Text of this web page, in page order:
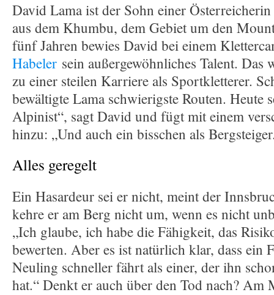
David Lama ist der Sohn einer
aus dem Khumbu, dem Gebiet um den
fünf Jahren bewies David bei einem
Habeler sein außergewöhnliches Talent. Das
zu einer steilen Karriere als Sportkletterer.
bewältigte Lama schwierigste Routen. Heute
Alpinist“, sagt David und fügt mit einem
hinzu: „Und auch ein bisschen als
Alles geregelt
Ein Hasardeur sei er nicht, meint der
kehre er am Berg nicht um, wenn es nicht
„Ich glaube, ich habe die Fähigkeit, das
bewerten. Aber es ist natürlich klar, dass ein
Neuling schneller fährt als einer, der ihn
hat.“ Denkt er auch über den Tod nach? Am